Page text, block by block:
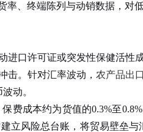
、终端陈列与动销数据，对
口许可证或突发性保健活性
击。针对汇率波动， 农产品出口
动。
成本约为货值的0.3%至
风险总台账，将贸易壁垒与